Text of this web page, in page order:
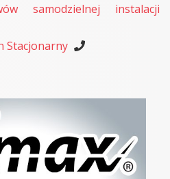
samodzielnej instalacji
Stacjonarny